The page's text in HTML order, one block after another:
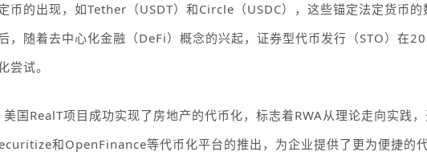
币的出现，如Tether （USDT）和Circle （USDC），这些锚定法定货币的
，随着去中心化金融（DeFi）概念的兴起，证券型代币发行（STO）在
尝试。
美国RealT项目成功实现了房地产的代币化，标志着RWA从理论走向实践
和OpenFinance等代币化平台的推出，为企业提供了更为便捷的代